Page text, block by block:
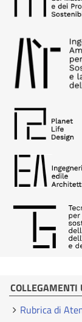
COLLEGAMENTI
Rubrica di